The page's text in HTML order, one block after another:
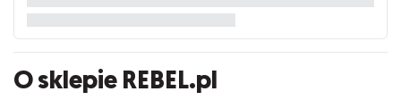
O sklepie REBEL.pl